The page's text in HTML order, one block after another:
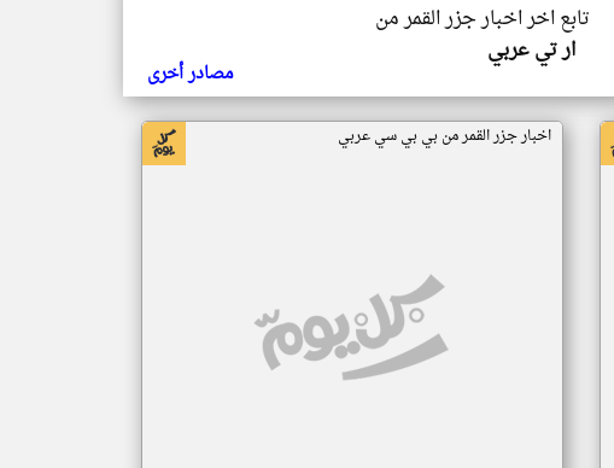
تابع اخر اخبار جزر القمر من
ار تي عربي
مصادر أخرى
اخبار جزر القمر من بي بي سي عربي